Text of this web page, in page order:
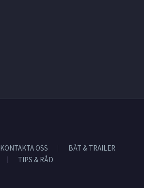
KONTAKTA OSS
BÅT & TRAILER
TIPS & RÅD